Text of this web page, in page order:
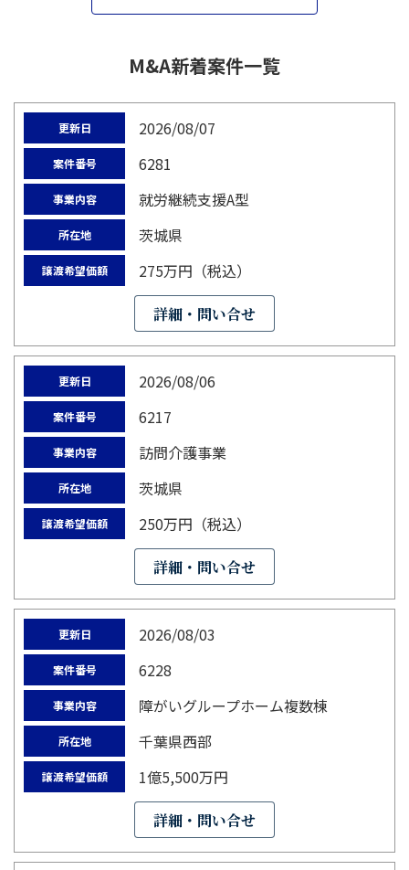
M&A新着案件一覧
更新日 2026/08/07
案件番号 6281
事業内容 就労継続支援A型
所在地 茨城県
譲渡希望価額 275万円（税込）
詳細・問い合せ
更新日 2026/08/06
案件番号 6217
事業内容 訪問介護事業
所在地 茨城県
譲渡希望価額 250万円（税込）
詳細・問い合せ
更新日 2026/08/03
案件番号 6228
事業内容 障がいグループホーム複数棟
所在地 千葉県西部
譲渡希望価額 1億5,500万円
詳細・問い合せ